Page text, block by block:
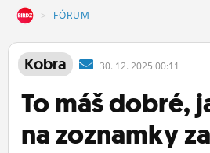
PRIHLÁS SA
ČINŽIAK
FÓRUM
FÓRUM
Kobra 30. 12. 2025 00:11
To máš dobré,
na zoznamky